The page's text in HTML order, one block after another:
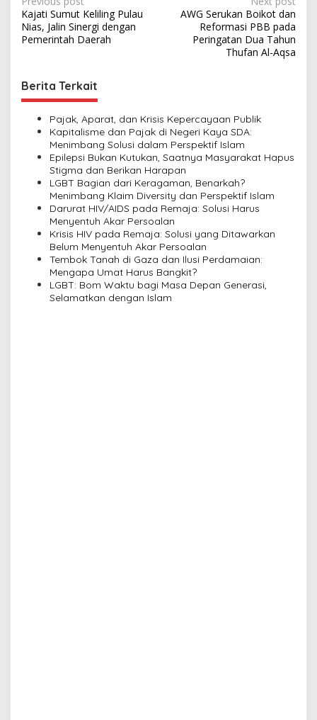
o
s
n
a
Kajati Sumut Keliling Pulau
Nias, Jalin Sinergi dengan
Pemerintah Daerah
AWG Serukan Boikot dan
Reformasi PBB pada
Peringatan Dua Tahun
Thufan Al-Aqsa
Berita Terkait
Pajak, Aparat, dan Krisis Kepercayaan Publik
Kapitalisme dan Pajak di Negeri Kaya SDA:
Menimbang Solusi dalam Perspektif Islam
Epilepsi Bukan Kutukan, Saatnya Masyarakat Hapus
Stigma dan Berikan Harapan
LGBT Bagian dari Keragaman, Benarkah?
Menimbang Klaim Diversity dan Perspektif Islam
Darurat HIV/AIDS pada Remaja: Solusi Harus
Menyentuh Akar Persoalan
Krisis HIV pada Remaja: Solusi yang Ditawarkan
Belum Menyentuh Akar Persoalan
Tembok Tanah di Gaza dan Ilusi Perdamaian:
Mengapa Umat Harus Bangkit?
LGBT: Bom Waktu bagi Masa Depan Generasi,
Selamatkan dengan Islam